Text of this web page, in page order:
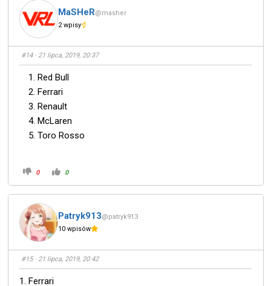
MaSHeR@masher
2 wpisy
#14· 21 lipca, 2019, 20:37
Red Bull
Ferrari
Renault
McLaren
Toro Rosso
0 0
Patryk913@patryk913
10 wpisów
#15· 21 lipca, 2019, 20:42
1. Ferrari